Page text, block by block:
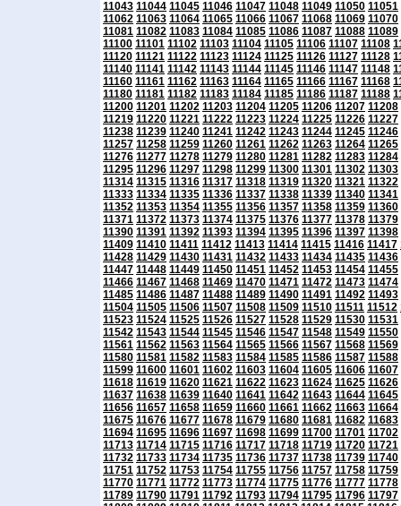
11043 11044 11045 11046 11047 11048 11049 11050 11051
11062 11063 11064 11065 11066 11067 11068 11069 11070
11081 11082 11083 11084 11085 11086 11087 11088 11089
11100 11101 11102 11103 11104 11105 11106 11107 11108
11120 11121 11122 11123 11124 11125 11126 11127 11128
11140 11141 11142 11143 11144 11145 11146 11147 11148
11160 11161 11162 11163 11164 11165 11166 11167 11168
11180 11181 11182 11183 11184 11185 11186 11187 11188
11200 11201 11202 11203 11204 11205 11206 11207 11208
11219 11220 11221 11222 11223 11224 11225 11226 11227
11238 11239 11240 11241 11242 11243 11244 11245 11246
11257 11258 11259 11260 11261 11262 11263 11264 11265
11276 11277 11278 11279 11280 11281 11282 11283 11284
11295 11296 11297 11298 11299 11300 11301 11302 11303
11314 11315 11316 11317 11318 11319 11320 11321 11322
11333 11334 11335 11336 11337 11338 11339 11340 11341
11352 11353 11354 11355 11356 11357 11358 11359 11360
11371 11372 11373 11374 11375 11376 11377 11378 11379
11390 11391 11392 11393 11394 11395 11396 11397 11398
11409 11410 11411 11412 11413 11414 11415 11416 11417
11428 11429 11430 11431 11432 11433 11434 11435 11436
11447 11448 11449 11450 11451 11452 11453 11454 11455
11466 11467 11468 11469 11470 11471 11472 11473 11474
11485 11486 11487 11488 11489 11490 11491 11492 11493
11504 11505 11506 11507 11508 11509 11510 11511 11512
11523 11524 11525 11526 11527 11528 11529 11530 11531
11542 11543 11544 11545 11546 11547 11548 11549 11550
11561 11562 11563 11564 11565 11566 11567 11568 11569
11580 11581 11582 11583 11584 11585 11586 11587 11588
11599 11600 11601 11602 11603 11604 11605 11606 11607
11618 11619 11620 11621 11622 11623 11624 11625 11626
11637 11638 11639 11640 11641 11642 11643 11644 11645
11656 11657 11658 11659 11660 11661 11662 11663 11664
11675 11676 11677 11678 11679 11680 11681 11682 11683
11694 11695 11696 11697 11698 11699 11700 11701 11702
11713 11714 11715 11716 11717 11718 11719 11720 11721
11732 11733 11734 11735 11736 11737 11738 11739 11740
11751 11752 11753 11754 11755 11756 11757 11758 11759
11770 11771 11772 11773 11774 11775 11776 11777 11778
11789 11790 11791 11792 11793 11794 11795 11796 11797